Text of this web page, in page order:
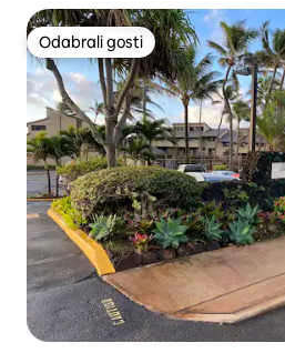
Odabrali gosti
Odabrali gosti